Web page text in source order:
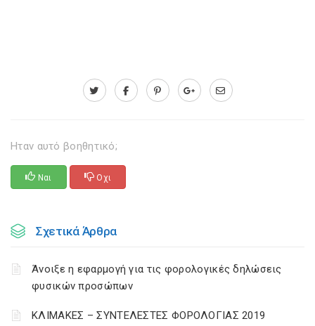
Ηταν αυτό βοηθητικό;
Ναι Οχι
Σχετικά Άρθρα
Άνοιξε η εφαρμογή για τις φορολογικές δηλώσεις
φυσικών προσώπων
ΚΛΙΜΑΚΕΣ – ΣΥΝΤΕΛΕΣΤΕΣ ΦΟΡΟΛΟΓΙΑΣ 2019